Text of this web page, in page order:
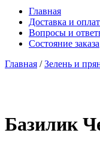
Главная
Доставка и
Вопросы и
Состояние заказа
Главная /Зелень и
Базилик